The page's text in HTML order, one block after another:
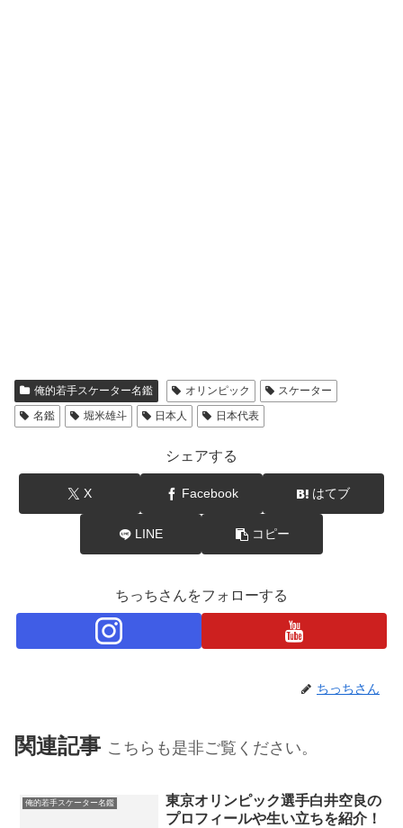
俺的若手スケーター名鑑 オリンピック
スケーター
名鑑
堀米雄斗 日本人 日本代表
シェアする
X Facebook はてブ
LINE コピー
ちっちさんをフォローする
ちっちさん
関連記事 こちらも是非ご覧ください。
俺的若手スケーター名鑑
東京オリンピック選手白井空良の
プロフィールや生い立ちを紹介！